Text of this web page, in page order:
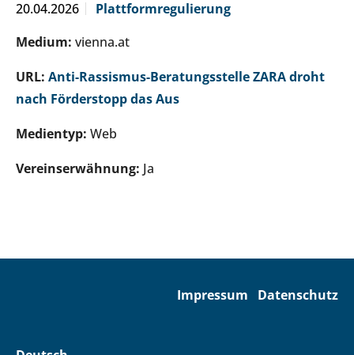
20.04.2026
Plattformregulierung
Medium: vienna.at
URL: Anti-Rassismus-Beratungsstelle ZARA droht
nach Förderstopp das Aus
Medientyp: Web
Vereinserwähnung: Ja
Impressum Datenschutz